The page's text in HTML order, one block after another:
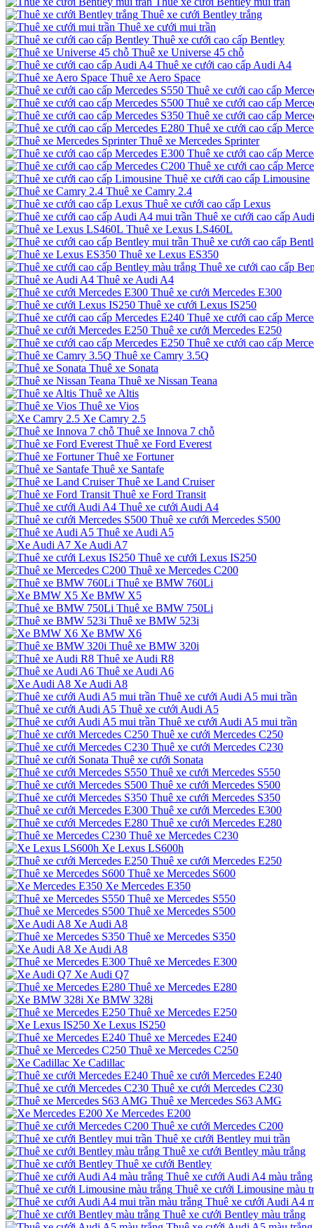
Thuê xe cưới Bentley trắng
Thuê xe cưới mui trần
Thuê xe cưới cao cấp Bentley
Thuê xe Universe 45 chỗ
Thuê xe cưới cao cấp Audi A4
Thuê xe Aero Space
Thuê xe cưới cao cấp
Thuê xe cưới cao cấp
Thuê xe cưới cao cấp
Thuê xe cưới cao cấp
Thuê xe Mercedes Sprinter
Thuê xe cưới cao cấp
Thuê xe cưới cao cấp
Thuê xe cưới cao cấp Limousine
Thuê xe Camry 2.4
Thuê xe cưới cao cấp Lexus
Thuê xe cưới cao cấp
Thuê xe Lexus LS460L
Thuê xe cưới cao cấp
Thuê xe Lexus ES350
Thuê xe cưới cao cấp
Thuê xe Audi A4
Thuê xe cưới Mercedes E300
Thuê xe cưới Lexus IS250
Thuê xe cưới cao cấp
Thuê xe cưới Mercedes E250
Thuê xe cưới cao cấp
Thuê xe Camry 3.5Q
Thuê xe Sonata
Thuê xe Nissan Teana
Thuê xe Altis
Thuê xe Vios
Xe Camry 2.5
Thuê xe Innova 7 chỗ
Thuê xe Ford Everest
Thuê xe Fortuner
Thuê xe Santafe
Thuê xe Land Cruiser
Thuê xe Ford Transit
Thuê xe cưới Audi A4
Thuê xe cưới Mercedes S500
Thuê xe Audi A5
Xe Audi A7
Thuê xe cưới Lexus IS250
Thuê xe Mercedes C200
Thuê xe BMW 760Li
Xe BMW X5
Thuê xe BMW 750Li
Thuê xe BMW 523i
Xe BMW X6
Thuê xe BMW 320i
Thuê xe Audi R8
Thuê xe Audi A6
Xe Audi A8
Thuê xe cưới Audi A5 mui trần
Thuê xe cưới Audi A5
Thuê xe cưới Audi A5 mui trần
Thuê xe cưới Mercedes C250
Thuê xe cưới Mercedes C230
Thuê xe cưới Sonata
Thuê xe cưới Mercedes S550
Thuê xe cưới Mercedes S500
Thuê xe cưới Mercedes S350
Thuê xe cưới Mercedes E300
Thuê xe cưới Mercedes E280
Thuê xe Mercedes C230
Xe Lexus LS600h
Thuê xe cưới Mercedes E250
Thuê xe Mercedes S600
Xe Mercedes E350
Thuê xe Mercedes S550
Thuê xe Mercedes S500
Xe Audi A8
Thuê xe Mercedes S350
Xe Audi A8
Thuê xe Mercedes E300
Xe Audi Q7
Thuê xe Mercedes E280
Xe BMW 328i
Thuê xe Mercedes E250
Xe Lexus IS250
Thuê xe Mercedes E240
Thuê xe Mercedes C250
Xe Cadillac
Thuê xe cưới Mercedes E240
Thuê xe cưới Mercedes C230
Thuê xe Mercedes S63 AMG
Xe Mercedes E200
Thuê xe cưới Mercedes C200
Thuê xe cưới Bentley mui trần
Thuê xe cưới Bentley màu trắng
Thuê xe cưới Bentley
Thuê xe cưới Audi A4 màu trắng
Thuê xe cưới Limousine màu
Thuê xe cưới Audi A4
Thuê xe cưới Bentley màu trắng